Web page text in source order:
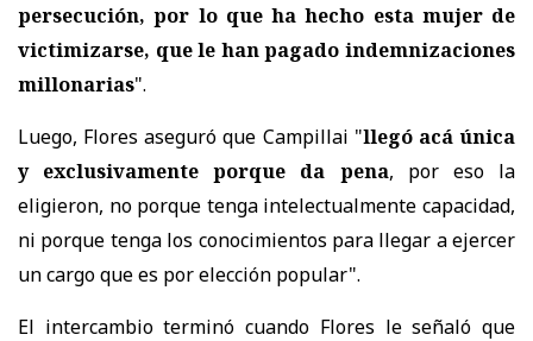
persecución, por lo que ha hecho esta mujer de
victimizarse, que le han pagado indemnizaciones
millonarias".
Luego, Flores aseguró que Campillai "llegó acá única
y exclusivamente porque da pena, por eso la
eligieron, no porque tenga intelectualmente capacidad,
ni porque tenga los conocimientos para llegar a ejercer
un cargo que es por elección popular".
El intercambio terminó cuando Flores le señaló que